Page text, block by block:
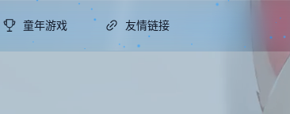
童年游戏 友情链接